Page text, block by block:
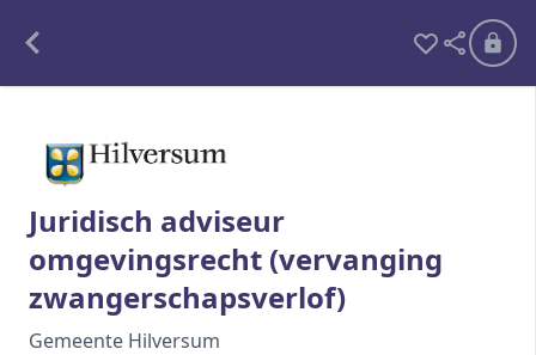
Detachering
Interim opdrachten statistiek
Juridisch adviseur
omgevingsrecht (vervanging
zwangerschapsverlof)
Gemeente Hilversum